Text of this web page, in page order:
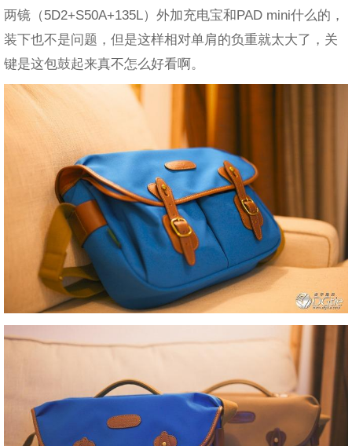
两镜（5D2+S50A+135L）外加充电宝和PAD mini什么的，
装下也不是问题，但是这样相对单肩的负重就太大了，关
键是这包鼓起来真不怎么好看啊。